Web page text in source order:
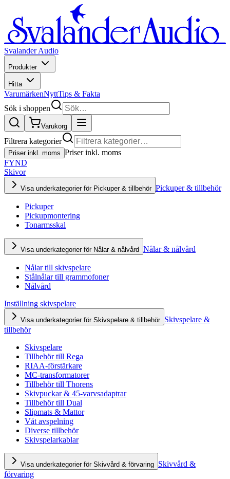
Svalander Audio
Produkter
Hitta
VarumärkenNyttTips & Fakta
Sök i shoppen
Varukorg
Filtrera kategorier
Priser inkl. moms Priser inkl. moms
FYND
Skivor
Visa underkategorier för Pickuper & tillbehör Pickuper & tillbehör
Pickuper
Pickupmontering
Tonarmsskal
Visa underkategorier för Nålar & nålvård Nålar & nålvård
Nålar till skivspelare
Stålnålar till grammofoner
Nålvård
Inställning skivspelare
Visa underkategorier för Skivspelare & tillbehör Skivspelare &
tillbehör
Skivspelare
Tillbehör till Rega
RIAA-förstärkare
MC-transformatorer
Tillbehör till Thorens
Skivpuckar & 45-varvsadaptrar
Tillbehör till Dual
Slipmats & Mattor
Våt avspelning
Diverse tillbehör
Skivspelarkablar
Visa underkategorier för Skivvård & förvaring Skivvård &
förvaring